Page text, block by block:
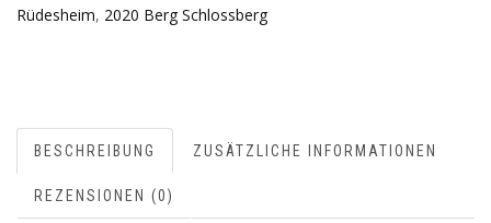
Rüdesheim, 2020 Berg Schlossberg
BESCHREIBUNG ZUSÄTZLICHE INFORMATIONEN
REZENSIONEN (0)